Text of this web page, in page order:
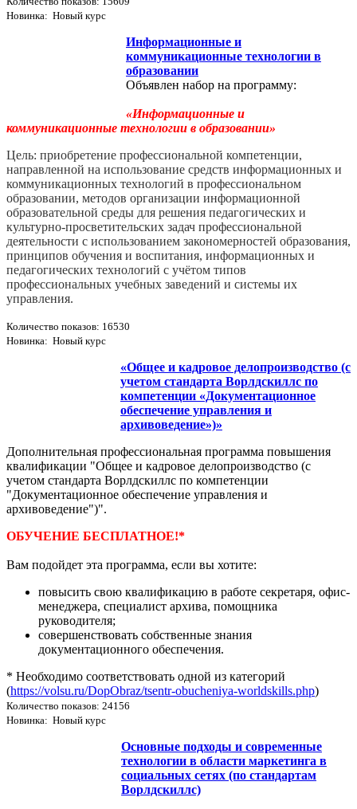
Новинка: Новый курс
Информационные и
коммуникационные технологии в
образовании
Объявлен набор на программу:
«Информационные и
коммуникационные технологии в образовании»
Цель: приобретение профессиональной компетенции,
направленной на использование средств информационных и
коммуникационных технологий в профессиональном
образовании, методов организации информационной
образовательной среды для решения педагогических и
культурно-­просветительских задач профессиональной
деятельности с использованием закономерностей образования,
принципов обучения и воспитания, информационных и
педагогических технологий с учётом типов
профессиональных учебных заведений и системы их
управления.
Количество показов: 16530
Новинка: Новый курс
«Общее и кадровое делопроизводство (с
учетом стандарта Ворлдскиллс по
компетенции «Документационное
обеспечение управления и
архивоведение»)»
Дополнительная профессиональная программа повышения
квалификации "Общее и кадровое делопроизводство (с
учетом стандарта Ворлдскиллс по компетенции
"Документационное обеспечение управления и
архивоведение")".
ОБУЧЕНИЕ БЕСПЛАТНОЕ!*
Вам подойдет эта программа, если вы хотите:
повысить свою квалификацию в работе секретаря, офис-
менеджера, специалист архива, помощника
руководителя;
совершенствовать собственные знания
документационного обеспечения.
* Необходимо соответствовать одной из категорий
(https://volsu.ru/DopObraz/tsentr-obucheniya-worldskills.php)
Количество показов: 24156
Новинка: Новый курс
Основные подходы и современные
технологии в области маркетинга в
социальных сетях (по стандартам
Ворлдскиллс)